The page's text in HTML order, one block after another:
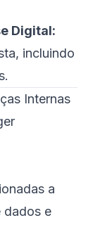
Digital:
incluindo
Internas
a
dados e